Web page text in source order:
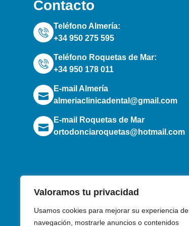
Valoramos tu privacidad
Usamos cookies para mejorar su experiencia de
navegación, mostrarle anuncios o contenidos
Contacto
Teléfono Almería:
+34 950 275 595
Teléfono Roquetas de Mar:
+34 950 178 011
E-mail Almería
almeriaclinicadental@gmail.com
E-mail Roquetas de Mar
ortodonciaroquetas@hotmail.com